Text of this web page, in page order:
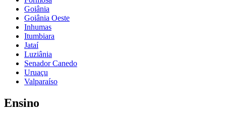
Goiânia
Goiânia Oeste
Inhumas
Itumbiara
Jataí
Luziânia
Senador Canedo
Uruaçu
Valparaíso
Ensino